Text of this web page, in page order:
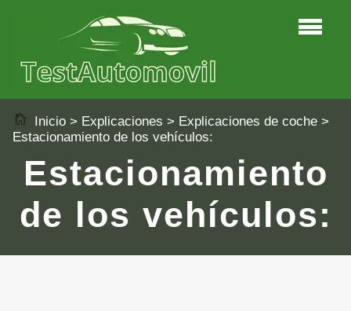
Inicio > Explicaciones > Explicaciones de coche >
Estacionamiento de los vehículos:
Estacionamiento
de los vehículos: